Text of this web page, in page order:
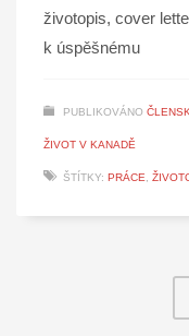
životopis, cover
k úspěšnému
PUBLIKOVÁNO
ŽIVOT V KANADĚ
ŠTÍTKY: PRÁCE,